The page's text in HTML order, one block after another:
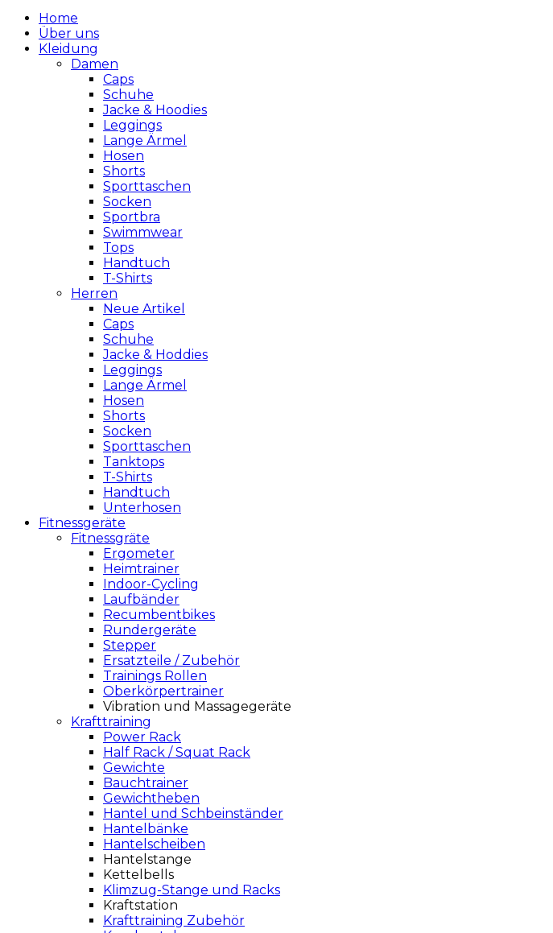
Home
Über uns
Kleidung
Damen
Caps
Schuhe
Jacke & Hoodies
Leggings
Lange Ärmel
Hosen
Shorts
Sporttaschen
Socken
Sportbra
Swimmwear
Tops
Handtuch
T-Shirts
Herren
Neue Artikel
Caps
Schuhe
Jacke & Hoddies
Leggings
Lange Ärmel
Hosen
Shorts
Socken
Sporttaschen
Tanktops
T-Shirts
Handtuch
Unterhosen
Fitnessgeräte
Fitnessgräte
Ergometer
Heimtrainer
Indoor-Cycling
Laufbänder
Recumbentbikes
Rundergeräte
Stepper
Ersatzteile / Zubehör
Trainings Rollen
Oberkörpertrainer
Vibration und Massagegeräte
Krafttraining
Power Rack
Half Rack / Squat Rack
Gewichte
Bauchtrainer
Gewichtheben
Hantel und Schbeinständer
Hantelbänke
Hantelscheiben
Hantelstange
Kettelbells
Klimzug-Stange und Racks
Kraftstation
Krafttraining Zubehör